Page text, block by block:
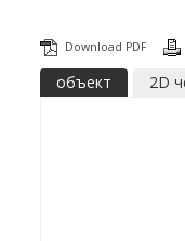
Download PDF
объект
2D